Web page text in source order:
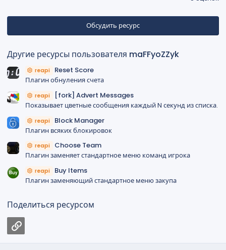
0
з
ё
Обсудить ресурс
Другие ресурсы пользователя maFFyoZZyk
reapi
Reset Score
Плагин обнуления счета
reapi
[fork] Advert Messages
Показывает цветные сообщения каждый N секунд из списка.
reapi
Block Manager
Плагин всяких блокировок
reapi
Choose Team
Плагин заменяет стандартное меню команд игрока
reapi
Buy Items
Плагин заменяющий стандартное меню закупа
Поделиться ресурсом